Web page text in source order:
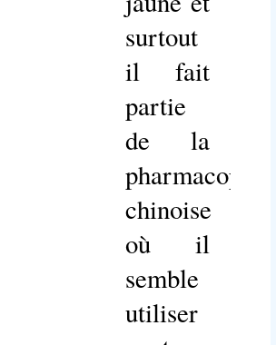
surtout
il fait
partie
de la
pharmacopée
chinoise
où il
semble
utiliser